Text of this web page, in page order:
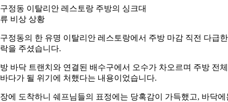
정동 이탈리안 레스토랑 주방의 싱크대
비상 상황
정동의 한 유명 이탈리안 레스토랑에서 주방 마감 직전 다급한
을 주셨습니다.
바닥 트랜치와 연결된 배수구에서 오수가 차오르며 주방 전
다가 될 위기에 처했다는 내용이었습니다.
에 도착하니 쉐프님들의 표정에는 당혹감이 가득했고, 바닥에